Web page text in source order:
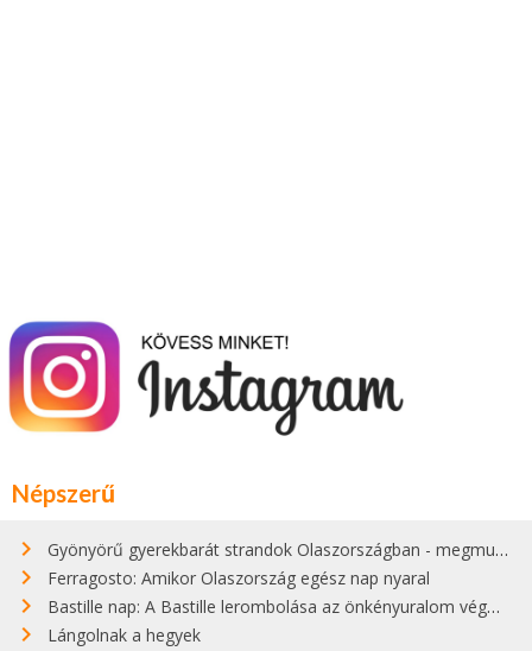
Népszerű
Gyönyörű gyerekbarát strandok Olaszországban - megmutatjuk a 15 legjobbat
Ferragosto: Amikor Olaszország egész nap nyaral
Bastille nap: A Bastille lerombolása az önkényuralom végét jelentette
Lángolnak a hegyek